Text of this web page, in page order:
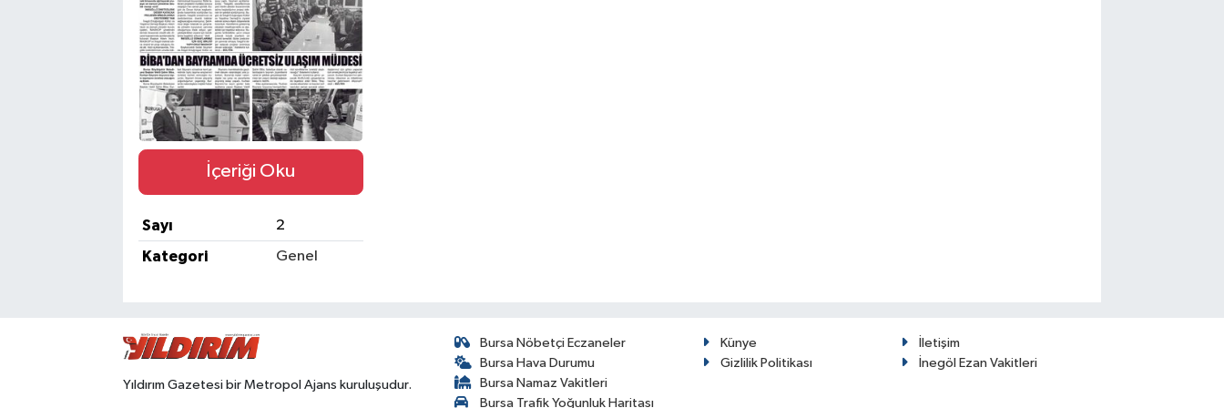
İçeriği Oku
Sayı
2
Kategori
Genel
Yıldırım Gazetesi bir Metropol Ajans kuruluşudur.
Bursa Nöbetçi Eczaneler
Bursa Hava Durumu
Bursa Namaz Vakitleri
Bursa Trafik Yoğunluk Haritası
Künye
İletişim
Gizlilik Politikası
İnegöl Ezan Vakitleri